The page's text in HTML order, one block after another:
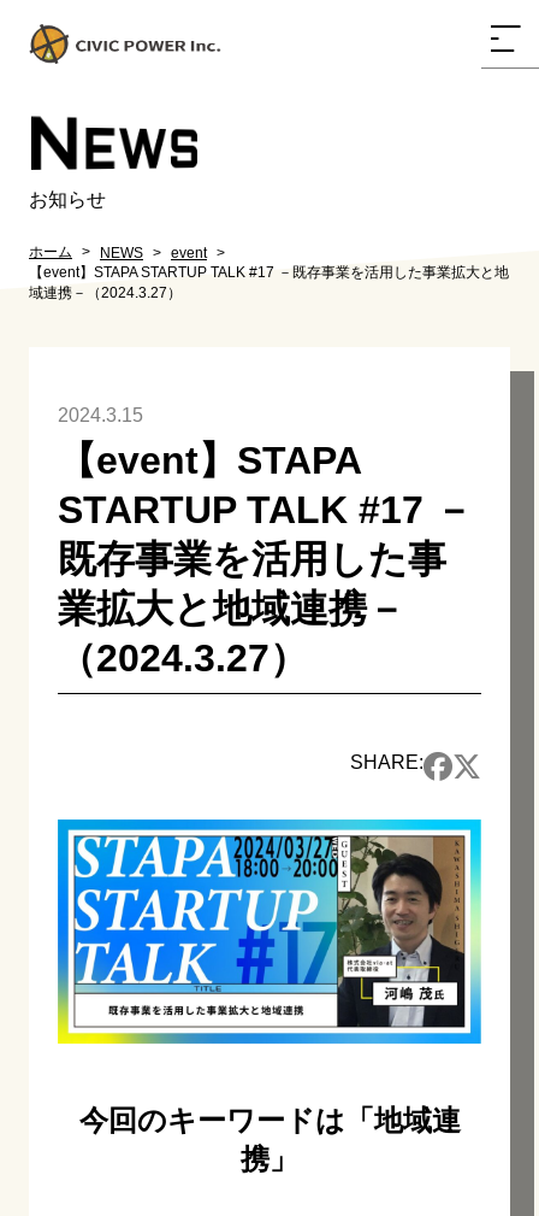
NEWS
お知らせ
ホーム NEWS
event
【event】STAPA STARTUP TALK #17 －既存事業を活用した事業拡大と地
域連携－（2024.3.27）
2024.3.15
【event】STAPA
STARTUP TALK #17 －
既存事業を活用した事
業拡大と地域連携－
（2024.3.27）
SHARE:
今回のキーワードは「地域連
携」